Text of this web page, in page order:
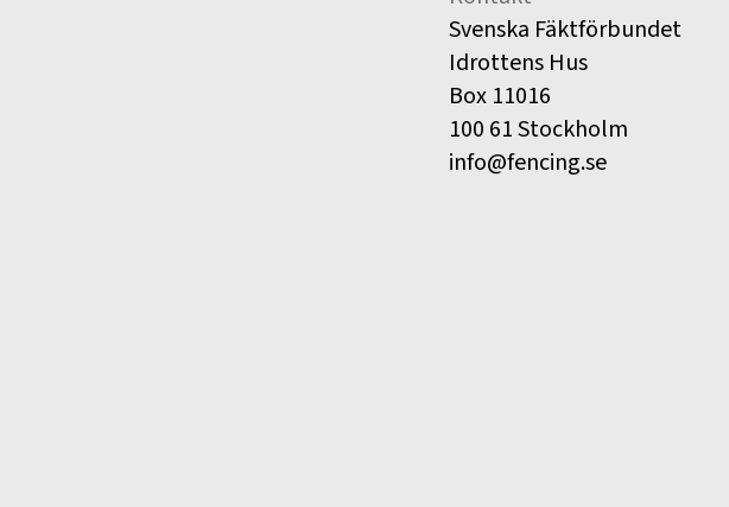
Svenska Fäktförbundet
Idrottens Hus
Box 11016
100 61 Stockholm
info@fencing.se